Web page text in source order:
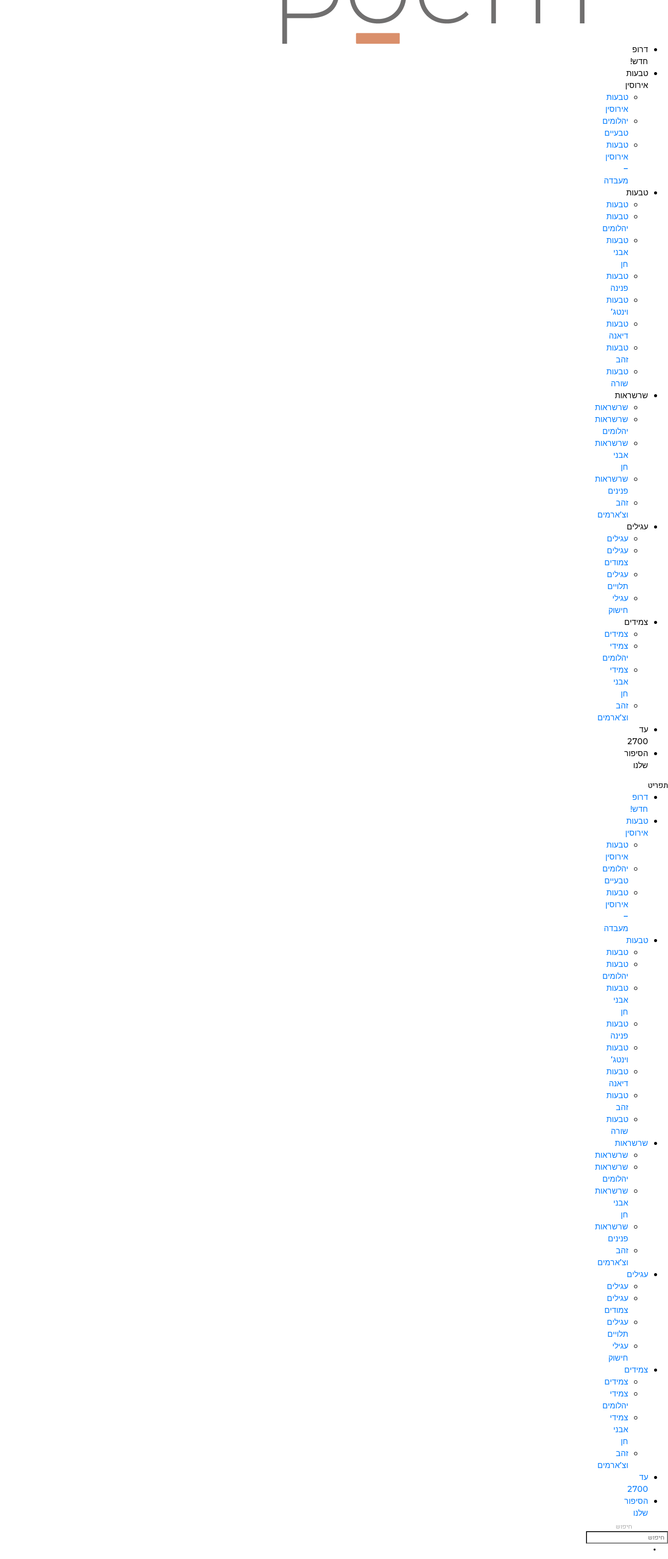
דרופ
חדש!
טבעות
אירוסין
טבעות
אירוסין
יהלומים
טבעיים
טבעות
אירוסין
–
מעבדה
טבעות
טבעות
טבעות
יהלומים
טבעות
אבני
חן
טבעות
פנינה
טבעות
וינטג’
טבעות
דיאנה
טבעות
זהב
טבעות
שורה
שרשראות
שרשראות
שרשראות
יהלומים
שרשראות
אבני
חן
שרשראות
פנינים
זהב
וצ’ארמים
עגילים
עגילים
עגילים
צמודים
עגילים
תלויים
עגילי
חישוק
צמידים
צמידים
צמידי
יהלומים
צמידי
אבני
חן
זהב
וצ’ארמים
עד
2700
הסיפור
שלנו
תפריט
דרופ
חדש!
טבעות
אירוסין
טבעות
אירוסין
יהלומים
טבעיים
טבעות
אירוסין
–
מעבדה
טבעות
טבעות
טבעות
יהלומים
טבעות
אבני
חן
טבעות
פנינה
טבעות
וינטג’
טבעות
דיאנה
טבעות
זהב
טבעות
שורה
שרשראות
שרשראות
שרשראות
יהלומים
שרשראות
אבני
חן
שרשראות
פנינים
זהב
וצ’ארמים
עגילים
עגילים
עגילים
צמודים
עגילים
תלויים
עגילי
חישוק
צמידים
צמידים
צמידי
יהלומים
צמידי
אבני
חן
זהב
וצ’ארמים
עד
2700
הסיפור
שלנו
חיפוש